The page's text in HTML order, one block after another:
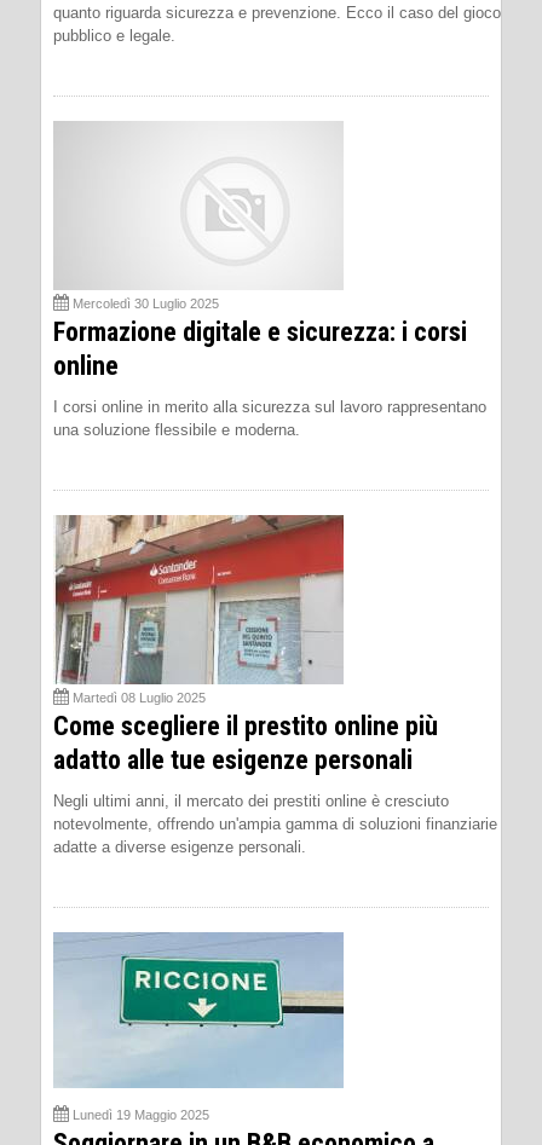
quanto riguarda sicurezza e prevenzione. Ecco il caso del gioco
pubblico e legale.
Mercoledì 30 Luglio 2025
Formazione digitale e sicurezza: i corsi
online
I corsi online in merito alla sicurezza sul lavoro rappresentano
una soluzione flessibile e moderna.
Martedì 08 Luglio 2025
Come scegliere il prestito online più
adatto alle tue esigenze personali
Negli ultimi anni, il mercato dei prestiti online è cresciuto
notevolmente, offrendo un'ampia gamma di soluzioni finanziarie
adatte a diverse esigenze personali.
Lunedì 19 Maggio 2025